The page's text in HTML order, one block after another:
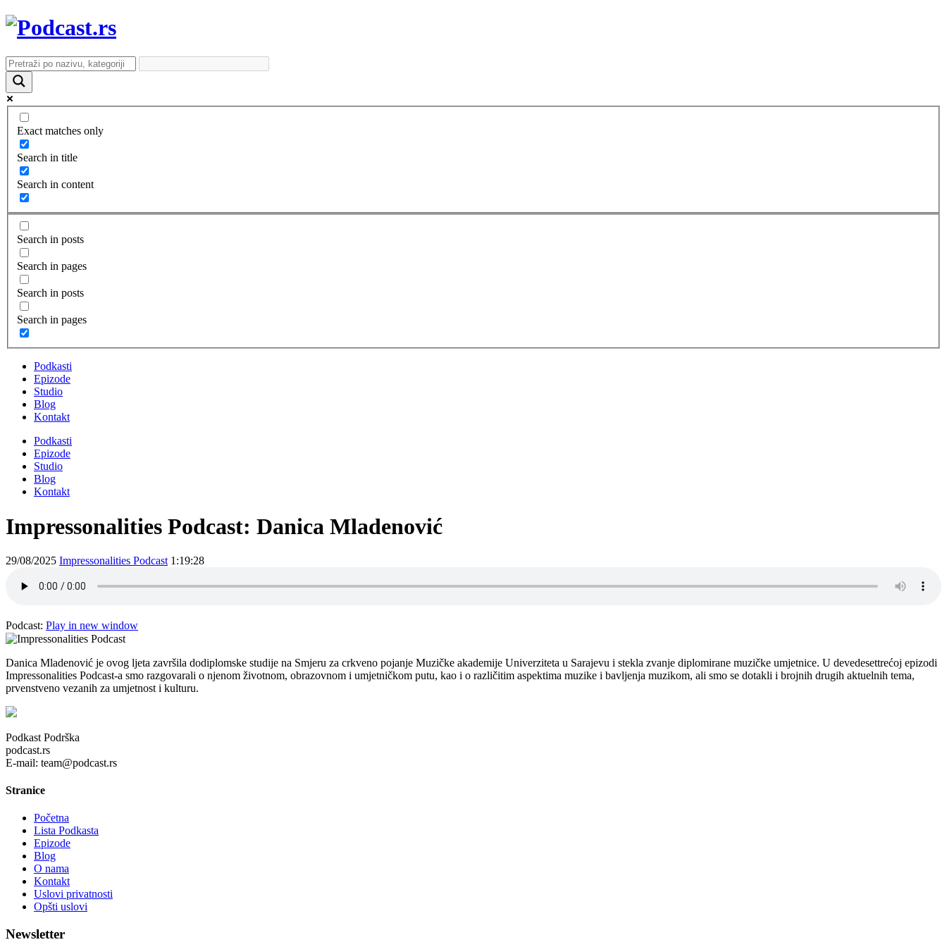
Exact matches only
Search in title
Search in content
Search in posts
Search in pages
Search in posts
Search in pages
Podkasti
Epizode
Studio
Blog
Kontakt
Podkasti
Epizode
Studio
Blog
Kontakt
Impressonalities Podcast: Danica Mladenović
29/08/2025 Impressonalities Podcast 1:19:28
Podcast: Play in new window
Danica Mladenović je ovog ljeta završila dodiplomske studije na Smjeru za crkveno pojanje Muzičke akademije Univerziteta u Sarajevu i stekla zvanje diplomirane muzičke umjetnice. U devedesettrećoj epizodi
Impressonalities Podcast-a smo razgovarali o njenom životnom, obrazovnom i umjetničkom putu, kao i o različitim aspektima muzike i bavljenja muzikom, ali smo se dotakli i brojnih drugih aktuelnih tema,
prvenstveno vezanih za umjetnost i kulturu.
Podkast Podrška
podcast.rs
E-mail: team@podcast.rs
Stranice
Početna
Lista Podkasta
Epizode
Blog
O nama
Kontakt
Uslovi privatnosti
Opšti uslovi
Newsletter